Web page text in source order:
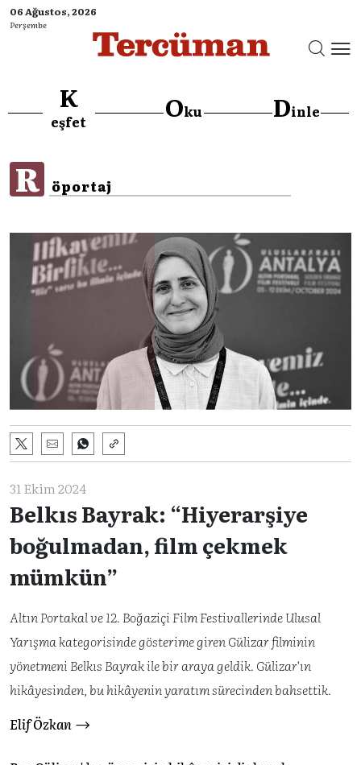
06 Ağustos, 2026
Perşembe
K
eşfet Oku Dinle
R öportaj
31 Ekim 2024
Belkıs Bayrak: “Hiyerarşiye
boğulmadan, film çekmek
mümkün”
Altın Portakal ve 12. Boğaziçi Film Festivallerinde Ulusal
Yarışma kategorisinde gösterime giren Gülizar filminin
yönetmeni Belkıs Bayrak ile bir araya geldik. Gülizar'ın
hikâyesinden, bu hikâyenin yaratım sürecinden bahsettik.
Elif Özkan